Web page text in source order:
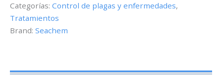
peces
10
Categorías: Control de plagas y enfermedades,
Tratamientos
Brand: Seachem